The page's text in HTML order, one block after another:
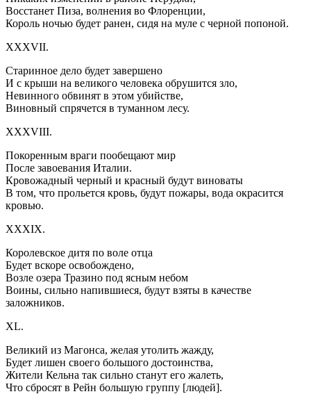
Восстанет Пиза, волнения во Флоренции,
Король ночью будет ранен, сидя на муле с черной попоной.
XXXVII.
Старинное дело будет завершено
И с крыши на великого человека обрушится зло,
Невинного обвинят в этом убийстве,
Виновный спрячется в туманном лесу.
XXXVIII.
Покоренным враги пообещают мир
После завоевания Италии.
Кровожадный черный и красный будут виноваты
В том, что прольется кровь, будут пожары, вода окрасится
кровью.
XXXIX.
Королевское дитя по воле отца
Будет вскоре освобождено,
Возле озера Тразино под ясным небом
Воины, сильно напившиеся, будут взяты в качестве
заложников.
XL.
Великий из Магонса, желая утолить жажду,
Будет лишен своего большого достоинства,
Жители Кельна так сильно станут его жалеть,
Что сбросят в Рейн большую группу [людей].